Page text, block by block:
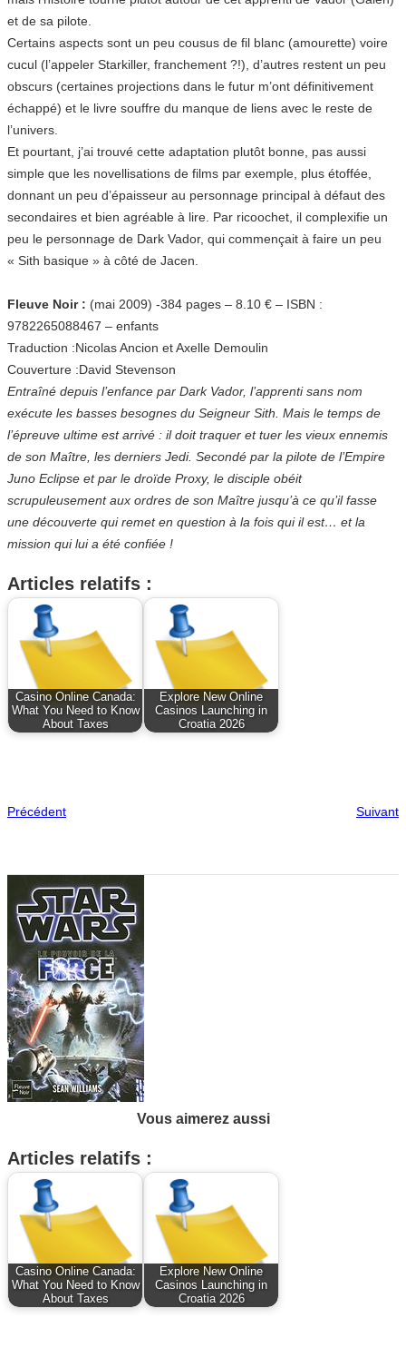
et de sa pilote.
Certains aspects sont un peu cousus de fil blanc (amourette) voire
cucul (l’appeler Starkiller, franchement ?!), d’autres restent un peu
obscurs (certaines projections dans le futur m’ont définitivement
échappé) et le livre souffre du manque de liens avec le reste de
l’univers.
Et pourtant, j’ai trouvé cette adaptation plutôt bonne, pas aussi
simple que les novellisations de films par exemple, plus étoffée,
donnant un peu d’épaisseur au personnage principal à défaut des
secondaires et bien agréable à lire. Par ricoochet, il complexifie un
peu le personnage de Dark Vador, qui commençait à faire un peu
« Sith basique » à côté de Jacen.
Fleuve Noir : (mai 2009) -384 pages – 8.10 € – ISBN :
9782265088467 – enfants
Traduction :Nicolas Ancion et Axelle Demoulin
Couverture :David Stevenson
Entraîné depuis l’enfance par Dark Vador, l’apprenti sans nom
exécute les basses besognes du Seigneur Sith. Mais le temps de
l’épreuve ultime est arrivé : il doit traquer et tuer les vieux ennemis
de son Maître, les derniers Jedi. Secondé par la pilote de l’Empire
Juno Eclipse et par le droïde Proxy, le disciple obéit
scrupuleusement aux ordres de son Maître jusqu’à ce qu’il fasse
une découverte qui remet en question à la fois qui il est… et la
mission qui lui a été confiée !
Articles relatifs :
Casino Online Canada:
What You Need to Know
About Taxes
Explore New Online
Casinos Launching in
Croatia 2026
Précédent Suivant
Vous aimerez aussi
Articles relatifs :
Casino Online Canada:
What You Need to Know
About Taxes
Explore New Online
Casinos Launching in
Croatia 2026